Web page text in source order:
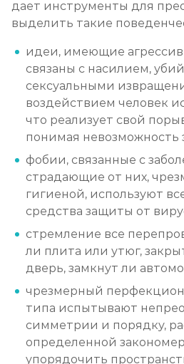
дает инструменты для
выделить такие
идеи, имеющие
связаны с насилием,
сексуальными
воздействием человек
что реализует свой
понимая невозможность
фобии, связанные с
страдающие от них,
гигиеной, используют
средства защиты от
стремление все
ли плита или утюг,
дверь, замкнут ли
чрезмерный
типа испытывают
симметрии и порядку,
определенной
упорядочить